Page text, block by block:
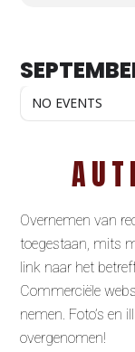
NO EVENTS
Overnemen van
toegestaan, mits
link naar het
Commerciële
nemen. Foto’s
overgenomen!